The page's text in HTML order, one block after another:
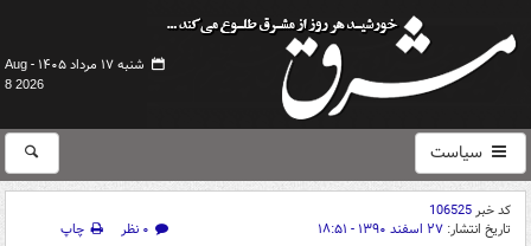
شنبه ۱۷ مرداد ۱۴۰۵ -
Aug
8 2026
سیاست
کد خبر106525
تاریخ انتشار: ۲۷ اسفند ۱۳۹۰ - ۱۸:۵۱ ۰ نظر
چاپ